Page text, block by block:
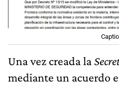
Una vez creada la
mediante un acuerdo